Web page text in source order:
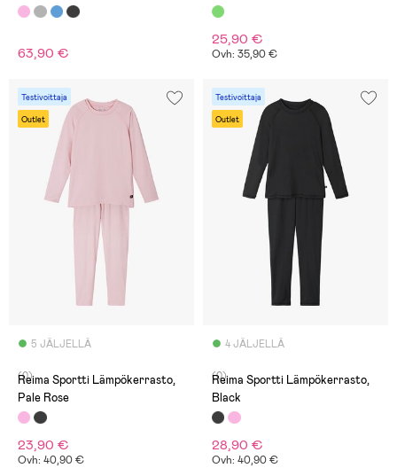
63,90 €
25,90 €
Ovh: 35,90 €
Testivoittaja
Outlet
5 JÄLJELLÄ
(0)
Reima Sportti Lämpökerrasto,
Pale Rose
23,90 €
Ovh: 40,90 €
Testivoittaja
Outlet
4 JÄLJELLÄ
(0)
Reima Sportti Lämpökerrasto,
Black
28,90 €
Ovh: 40,90 €